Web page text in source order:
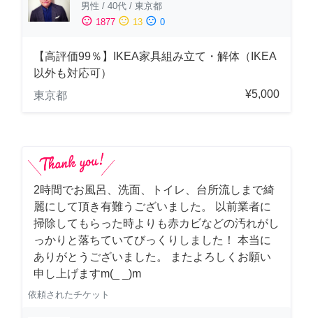
男性 / 40代 / 東京都
sentiment_satisfied 1877 sentiment_neutral 13 sentiment_dissatisfied 0
【高評価99％】IKEA家具組み立て・解体（IKEA
以外も対応可）
東京都
¥5,000
2時間でお風呂、洗面、トイレ、台所流しまで綺
麗にして頂き有難うございました。 以前業者に
掃除してもらった時よりも赤カビなどの汚れがし
っかりと落ちていてびっくりしました！ 本当に
ありがとうございました。 またよろしくお願い
申し上げますm(_ _)m
依頼されたチケット